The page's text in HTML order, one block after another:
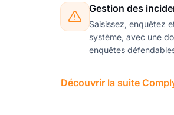
Gestion des
Saisissez, enquêtez
système, avec une
enquêtes
Découvrir la suite